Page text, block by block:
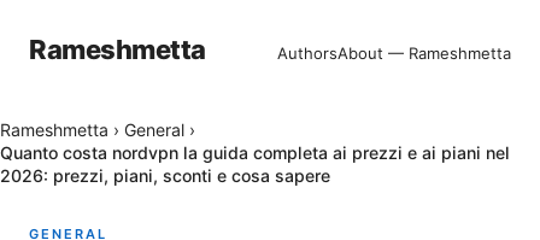
Rameshmetta AuthorsAbout — Rameshmetta
Rameshmetta › General ›
Quanto costa nordvpn la guida completa ai prezzi e ai piani nel
2026: prezzi, piani, sconti e cosa sapere
GENERAL